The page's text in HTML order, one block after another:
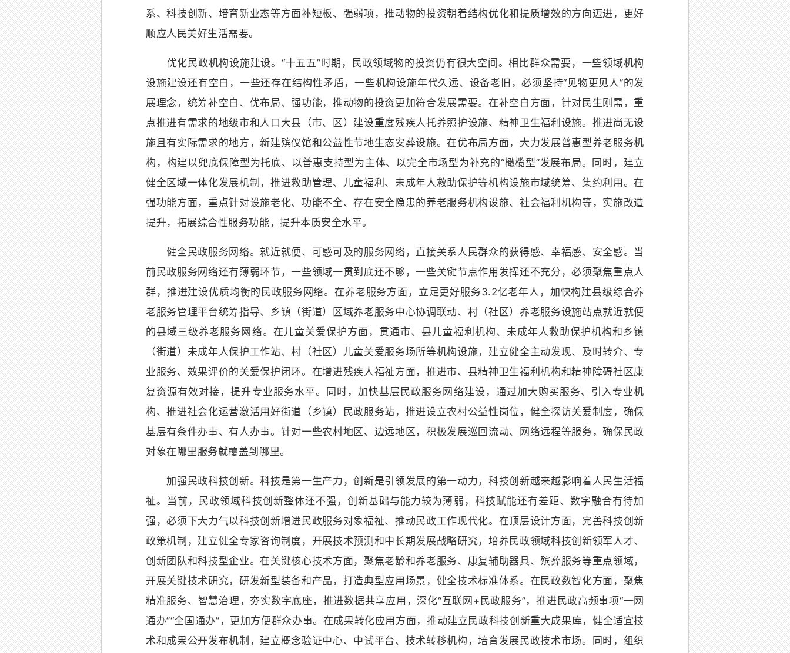
系、科技创新、培育新业态等方面补短板、强弱项，推动物的投资朝着结构优化和提质增效的方向迈进，更好
顺应人民美好生活需要。
优化民政机构设施建设。“十五五”时期，民政领域物的投资仍有很大空间。相比群众需要，一些领域机构
设施建设还有空白，一些还存在结构性矛盾，一些机构设施年代久远、设备老旧，必须坚持“见物更见人”的发
展理念，统筹补空白、优布局、强功能，推动物的投资更加符合发展需要。在补空白方面，针对民生刚需，重
点推进有需求的地级市和人口大县（市、区）建设重度残疾人托养照护设施、精神卫生福利设施。推进尚无设
施且有实际需求的地方，新建殡仪馆和公益性节地生态安葬设施。在优布局方面，大力发展普惠型养老服务机
构，构建以兜底保障型为托底、以普惠支持型为主体、以完全市场型为补充的“橄榄型”发展布局。同时，建立
健全区域一体化发展机制，推进救助管理、儿童福利、未成年人救助保护等机构设施市域统筹、集约利用。在
强功能方面，重点针对设施老化、功能不全、存在安全隐患的养老服务机构设施、社会福利机构等，实施改造
提升，拓展综合性服务功能，提升本质安全水平。
健全民政服务网络。就近就便、可感可及的服务网络，直接关系人民群众的获得感、幸福感、安全感。当
前民政服务网络还有薄弱环节，一些领域一贯到底还不够，一些关键节点作用发挥还不充分，必须聚焦重点人
群，推进建设优质均衡的民政服务网络。在养老服务方面，立足更好服务3.2亿老年人，加快构建县级综合养
老服务管理平台统筹指导、乡镇（街道）区域养老服务中心协调联动、村（社区）养老服务设施站点就近就便
的县域三级养老服务网络。在儿童关爱保护方面，贯通市、县儿童福利机构、未成年人救助保护机构和乡镇
（街道）未成年人保护工作站、村（社区）儿童关爱服务场所等机构设施，建立健全主动发现、及时转介、专
业服务、效果评价的关爱保护闭环。在增进残疾人福祉方面，推进市、县精神卫生福利机构和精神障碍社区康
复资源有效对接，提升专业服务水平。同时，加快基层民政服务网络建设，通过加大购买服务、引入专业机
构、推进社会化运营激活用好街道（乡镇）民政服务站，推进设立农村公益性岗位，健全探访关爱制度，确保
基层有条件办事、有人办事。针对一些农村地区、边远地区，积极发展巡回流动、网络远程等服务，确保民政
对象在哪里服务就覆盖到哪里。
加强民政科技创新。科技是第一生产力，创新是引领发展的第一动力，科技创新越来越影响着人民生活福
祉。当前，民政领域科技创新整体还不强，创新基础与能力较为薄弱，科技赋能还有差距、数字融合有待加
强，必须下大力气以科技创新增进民政服务对象福祉、推动民政工作现代化。在顶层设计方面，完善科技创新
政策机制，建立健全专家咨询制度，开展技术预测和中长期发展战略研究，培养民政领域科技创新领军人才、
创新团队和科技型企业。在关键核心技术方面，聚焦老龄和养老服务、康复辅助器具、殡葬服务等重点领域，
开展关键技术研究，研发新型装备和产品，打造典型应用场景，健全技术标准体系。在民政数智化方面，聚焦
精准服务、智慧治理，夯实数字底座，推进数据共享应用，深化“互联网+民政服务”，推进民政高频事项“一网
通办”“全国通办”，更加方便群众办事。在成果转化应用方面，推动建立民政科技创新重大成果库，健全适宜技
术和成果公开发布机制，建立概念验证中心、中试平台、技术转移机构，培育发展民政技术市场。同时，组织